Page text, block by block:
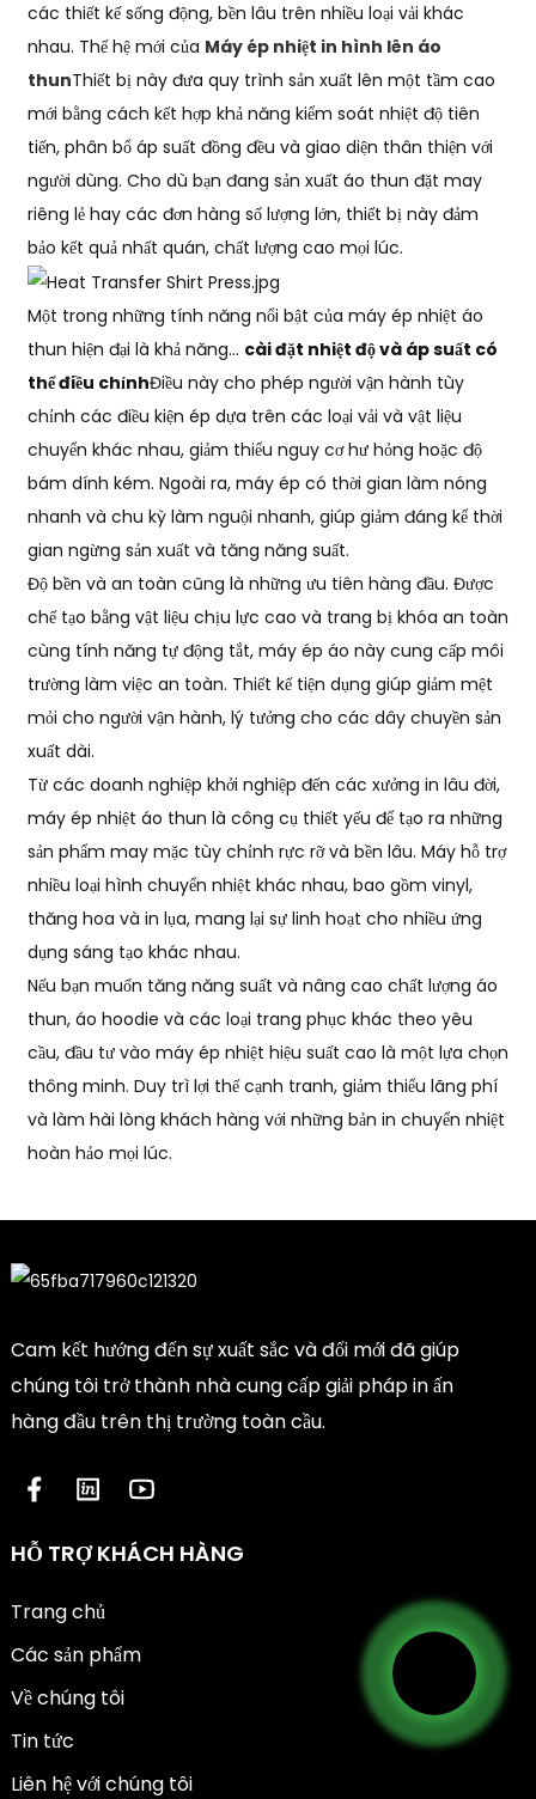
các thiết kế sống động, bền lâu trên nhiều loại vải khác
nhau. Thế hệ mới của Máy ép nhiệt in hình lên áo
thunThiết bị này đưa quy trình sản xuất lên một tầm cao
mới bằng cách kết hợp khả năng kiểm soát nhiệt độ tiên
tiến, phân bổ áp suất đồng đều và giao diện thân thiện với
người dùng. Cho dù bạn đang sản xuất áo thun đặt may
riêng lẻ hay các đơn hàng số lượng lớn, thiết bị này đảm
bảo kết quả nhất quán, chất lượng cao mọi lúc.
Một trong những tính năng nổi bật của máy ép nhiệt áo
thun hiện đại là khả năng... cài đặt nhiệt độ và áp suất có
thể điều chỉnhĐiều này cho phép người vận hành tùy
chỉnh các điều kiện ép dựa trên các loại vải và vật liệu
chuyển khác nhau, giảm thiểu nguy cơ hư hỏng hoặc độ
bám dính kém. Ngoài ra, máy ép có thời gian làm nóng
nhanh và chu kỳ làm nguội nhanh, giúp giảm đáng kể thời
gian ngừng sản xuất và tăng năng suất.
Độ bền và an toàn cũng là những ưu tiên hàng đầu. Được
chế tạo bằng vật liệu chịu lực cao và trang bị khóa an toàn
cùng tính năng tự động tắt, máy ép áo này cung cấp môi
trường làm việc an toàn. Thiết kế tiện dụng giúp giảm mệt
mỏi cho người vận hành, lý tưởng cho các dây chuyền sản
xuất dài.
Từ các doanh nghiệp khởi nghiệp đến các xưởng in lâu đời,
máy ép nhiệt áo thun là công cụ thiết yếu để tạo ra những
sản phẩm may mặc tùy chỉnh rực rỡ và bền lâu. Máy hỗ trợ
nhiều loại hình chuyển nhiệt khác nhau, bao gồm vinyl,
thăng hoa và in lụa, mang lại sự linh hoạt cho nhiều ứng
dụng sáng tạo khác nhau.
Nếu bạn muốn tăng năng suất và nâng cao chất lượng áo
thun, áo hoodie và các loại trang phục khác theo yêu
cầu, đầu tư vào máy ép nhiệt hiệu suất cao là một lựa chọn
thông minh. Duy trì lợi thế cạnh tranh, giảm thiểu lãng phí
và làm hài lòng khách hàng với những bản in chuyển nhiệt
hoàn hảo mọi lúc.
Cam kết hướng đến sự xuất sắc và đổi mới đã giúp
chúng tôi trở thành nhà cung cấp giải pháp in ấn
hàng đầu trên thị trường toàn cầu.
HỖ TRỢ KHÁCH HÀNG
Trang chủ
Các sản phẩm
Về chúng tôi
Tin tức
Liên hệ với chúng tôi